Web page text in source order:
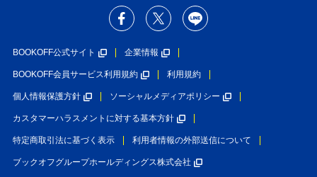
BOOKOFF公式サイト 企業情報
BOOKOFF会員サービス利用規約 利用規約
個人情報保護方針 ソーシャルメディアポリシー
カスタマーハラスメントに対する基本方針
特定商取引法に基づく表示 利用者情報の外部送信について
ブックオフグループホールディングス株式会社